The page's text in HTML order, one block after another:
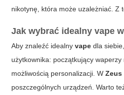
nikotynę, która może uzależniać. Z
Jak wybrać idealny vape
Aby znaleźć idealnyvape dla
użytkownika: początkujący
możliwością personalizacji. WZeus
poszczególnych urządzeń. Warto